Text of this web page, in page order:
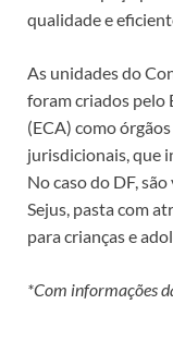
qualidade e
As unidades do
foram criados pelo
(ECA) como
jurisdicionais, que
No caso do DF,
Sejus, pasta com
para crianças e
*Com informações